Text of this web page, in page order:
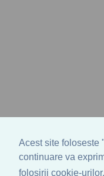
Acest site foloseste
continuare va
folosirii cookie-urilor.